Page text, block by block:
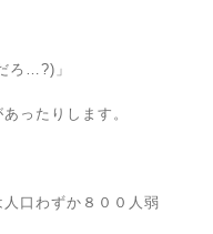
ろ…?)」
ったりします。
口わずか８００人弱